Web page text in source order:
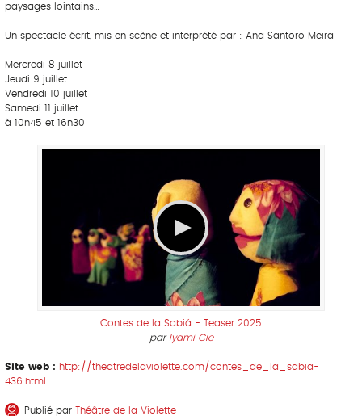
paysages lointains…
Un spectacle écrit, mis en scène et interprété par : Ana Santoro Meira
Mercredi 8 juillet
Jeudi 9 juillet
Vendredi 10 juillet
Samedi 11 juillet
à 10h45 et 16h30
Contes de la Sabiá - Teaser 2025
par Iyami Cie
Site web : http://theatredelaviolette.com/contes_de_la_sabia-
436.html
Publié par Théâtre de la Violette